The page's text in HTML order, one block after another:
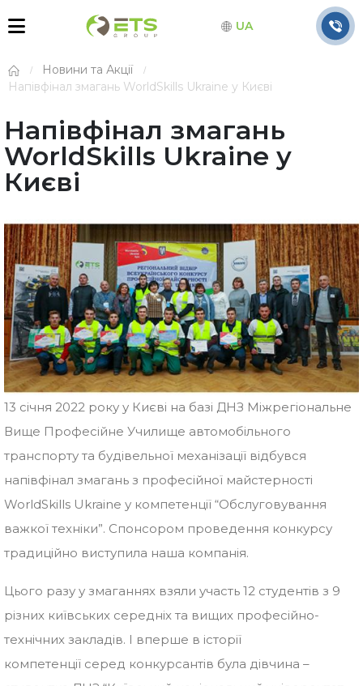
UA
Новини та Акції
Напівфінал змагань WorldSkills Ukraine у Києві
Напівфінал змагань
WorldSkills Ukraine у
Києві
13 січня 2022 року у Києві на базі ДНЗ Міжрегіональне
Вище Професійне Училище автомобільного
транспорту та будівельної механізації відбувся
напівфінал змагань з професійної майстерності
WorldSkills Ukraine у компетенції “Обслуговування
важкої техніки”. Спонсором проведення конкурсу
традиційно виступила наша компанія.
Цього разу у змаганнях взяли участь 12 студентів з 9
різних київських середніх та вищих професійно-
технічних закладів. І вперше в історії
компетенції серед конкурсантів була дівчина –